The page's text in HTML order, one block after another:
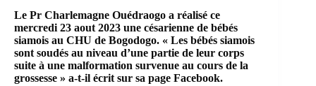
Le Pr Charlemagne Ouédraogo a réalisé ce
mercredi 23 aout 2023 une césarienne de bébés
siamois au CHU de Bogodogo. « Les bébés siamois
sont soudés au niveau d’une partie de leur corps
suite à une malformation survenue au cours de la
grossesse » a-t-il écrit sur sa page Facebook.